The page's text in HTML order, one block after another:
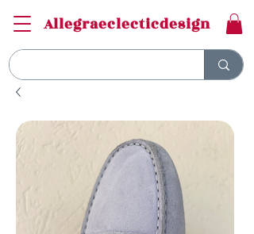
Allegraeclecticdesign